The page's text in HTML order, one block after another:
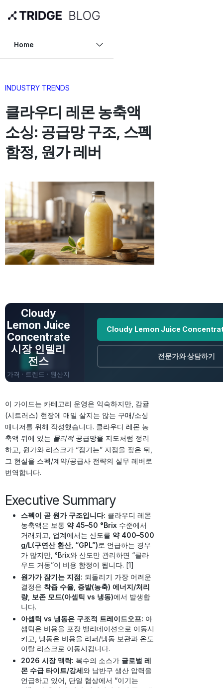
Home
INDUSTRY TRENDS
클라우디 레몬 농축액
소싱: 공급망 구조, 스펙
함정, 원가 레버
Cloudy
Lemon Juice
Concentrate
시장 인텔리
전스
가격 · 트렌드 · 원산지
Cloudy Lemon Juice
전문가와 상담하기
이 가이드는 카테고리 운영은 익숙하지만, 감귤
(시트러스) 현장에 매일 살지는 않는 구매/소싱
매니저를 위해 작성했습니다. 클라우디 레몬 농
축액 뒤에 있는 물리적공급망을 지도처럼 정리
하고, 원가와 리스크가 “잠기는” 지점을 짚은 뒤,
그 현실을 스펙/계약/공급사 전략의 실무 레버로
번역합니다.
Executive Summary
스펙이 곧 원가 구조입니다: 클라우디 레몬
농축액은 보통 약 45–50 °Brix 수준에서
거래되고, 업계에서는 산도를 약 400–500
g/L(구연산 환산, “GPL”)로 언급하는 경우
가 많지만, °Brix와 산도만 관리하면 “클라
우드 거동”이 비용 함정이 됩니다. [1]
원가가 잠기는 지점: 되돌리기 가장 어려운
결정은 착즙 수율, 증발(농축) 에너지/처리
량, 보존 모드(아셉틱 vs 냉동)에서 발생합
니다.
아셉틱 vs 냉동은 구조적 트레이드오프: 아
셉틱은 비용을 포장 밸리데이션으로 이동시
키고, 냉동은 비용을 리퍼/냉동 보관과 온도
이탈 리스크로 이동시킵니다.
2026 시장 맥락: 복수의 소스가 글로벌 레
몬 수급 타이트/강세와 남반구 생산 압력을
언급하고 있어, 단일 협상에서 “이기는